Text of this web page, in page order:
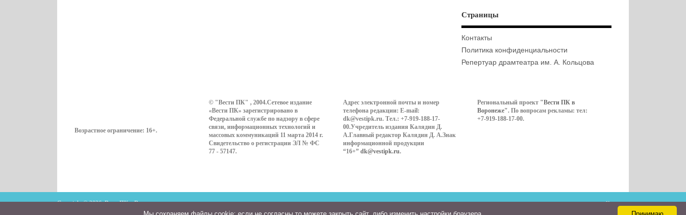
Страницы
Контакты
Политика конфиденциальности
Репертуар драмтеатра им. А. Кольцова
Возрастное ограничение: 16+.
© "Вести ПК" , 2004.Сетевое издание
«Вести ПК» зарегистрировано в
Федеральной службе по надзору в сфере
связи, информационных технологий и
массовых коммуникаций 11 марта 2014 г.
Свидетельство о регистрации ЭЛ № ФС
77 - 57147.
Адрес электронной почты и номер
телефона редакции: E-mail:
dk@vestipk.ru. Тел.: +7-919-188-17-
00.Учредитель издания Калядин Д.
А.Главный редактор Калядин Д. А.Знак
информационной продукции
“16+” dk@vestipk.ru.
Региональный проект "Вести ПК в
Воронеже". По вопросам рекламы: тел:
+7-919-188-17-00.
Copyright © 2026. ВестиПК в Воронеже Контакты